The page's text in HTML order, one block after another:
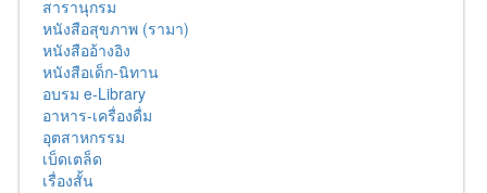
สารานุกรม
หนังสือสุขภาพ (รามา)
หนังสืออ้างอิง
หนังสือเด็ก-นิทาน
อบรม e-Library
อาหาร-เครื่องดื่ม
อุตสาหกรรม
เบ็ดเตล็ด
เรื่องสั้น